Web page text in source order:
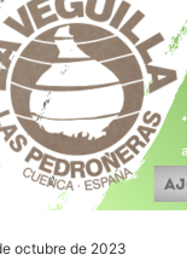
octubre de 2023